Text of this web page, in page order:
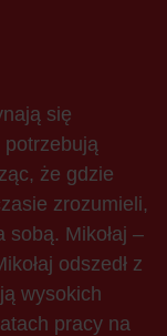
się
potrzebują
że gdzie
zrozumieli,
sobą. Mikołaj –
odszedł z
wysokich
pracy na